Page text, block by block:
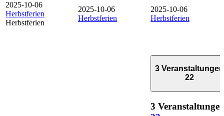
2025-10-06
Herbstferien
Herbstferien
2025-10-06
Herbstferien
2025-10-06
Herbstferien
3 Veranstaltungen
22
3